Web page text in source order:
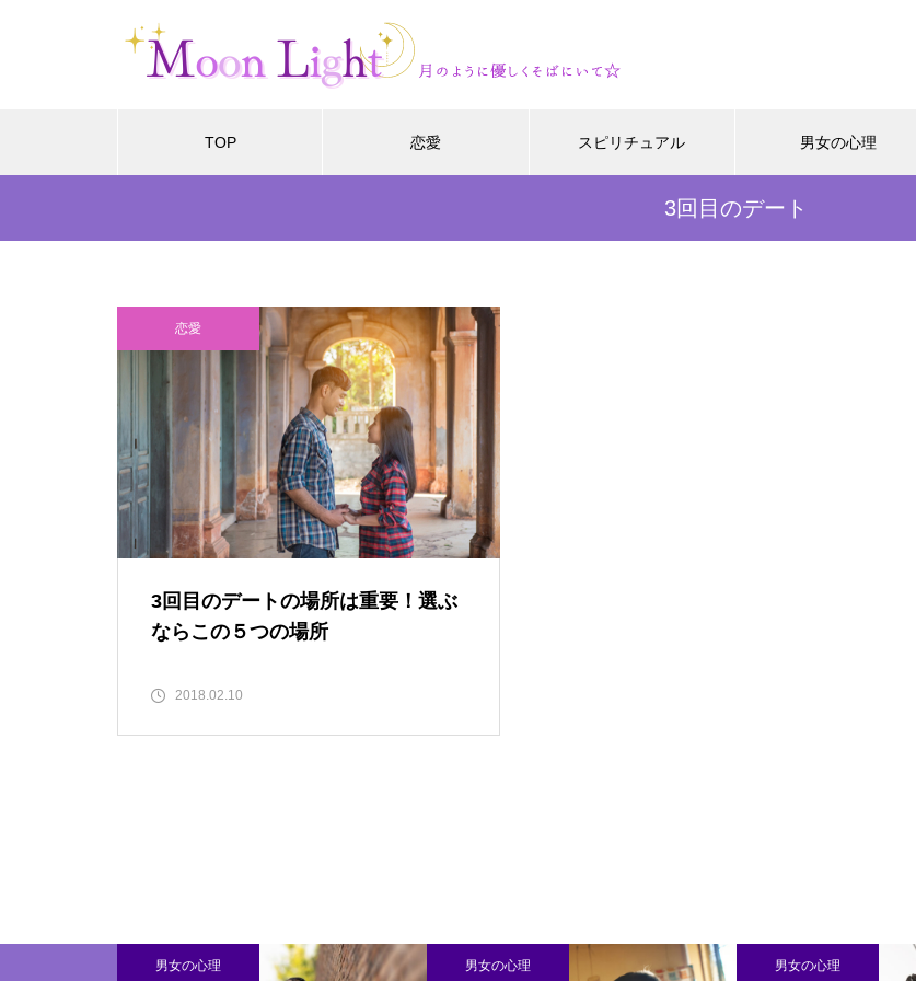
TOP 恋愛 スピリチュアル 男女の心理
3回目のデート
恋愛
3回目のデートの場所は重要！選ぶ
ならこの５つの場所
2018.02.10
男女の心理 男女の心理 男女の心理